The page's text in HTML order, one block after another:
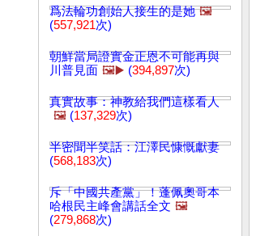
爲法輪功創始人接生的是她 🖼️
(557,921次)
朝鮮當局證實金正恩不可能再與
川普見面 🖼️▶️ (394,897次)
真實故事：神教給我們這樣看人
🖼️ (137,329次)
半密聞半笑話：江澤民慷慨獻妻
(568,183次)
斥「中國共產黨」！蓬佩奧哥本
哈根民主峰會講話全文 🖼️
(279,868次)